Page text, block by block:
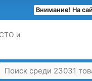
Внимание! На
и